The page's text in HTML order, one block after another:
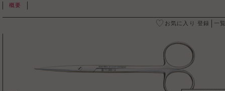
概要
お気に入り 登録 一